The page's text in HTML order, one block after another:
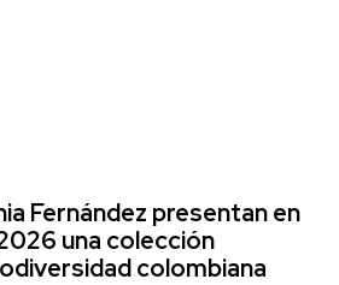
Fernández presentan en
una colección
colombiana